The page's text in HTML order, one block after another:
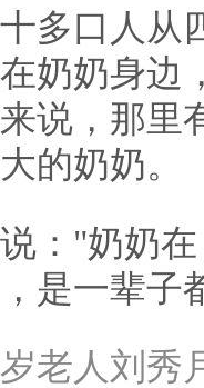
口人从
奶奶身边
说，那
的奶奶。
"奶奶在
是一辈子
老人刘秀